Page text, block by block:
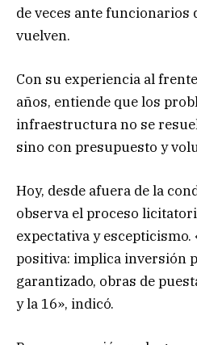
de veces ante funcionarios
vuelven.
Con su experiencia al
años, entiende que los
infraestructura no se
sino con presupuesto y
Hoy, desde afuera de la
observa el proceso
expectativa y
positiva: implica inversión
garantizado, obras de
y la 16», indicó.